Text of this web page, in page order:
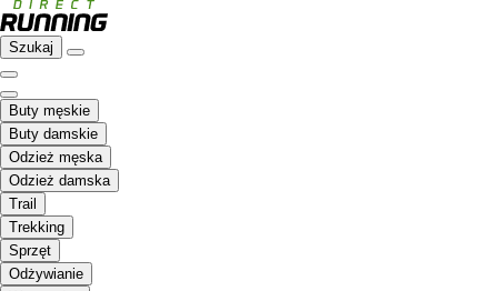
Szukaj
Buty męskie
Buty damskie
Odzież męska
Odzież damska
Trail
Trekking
Sprzęt
Odżywianie